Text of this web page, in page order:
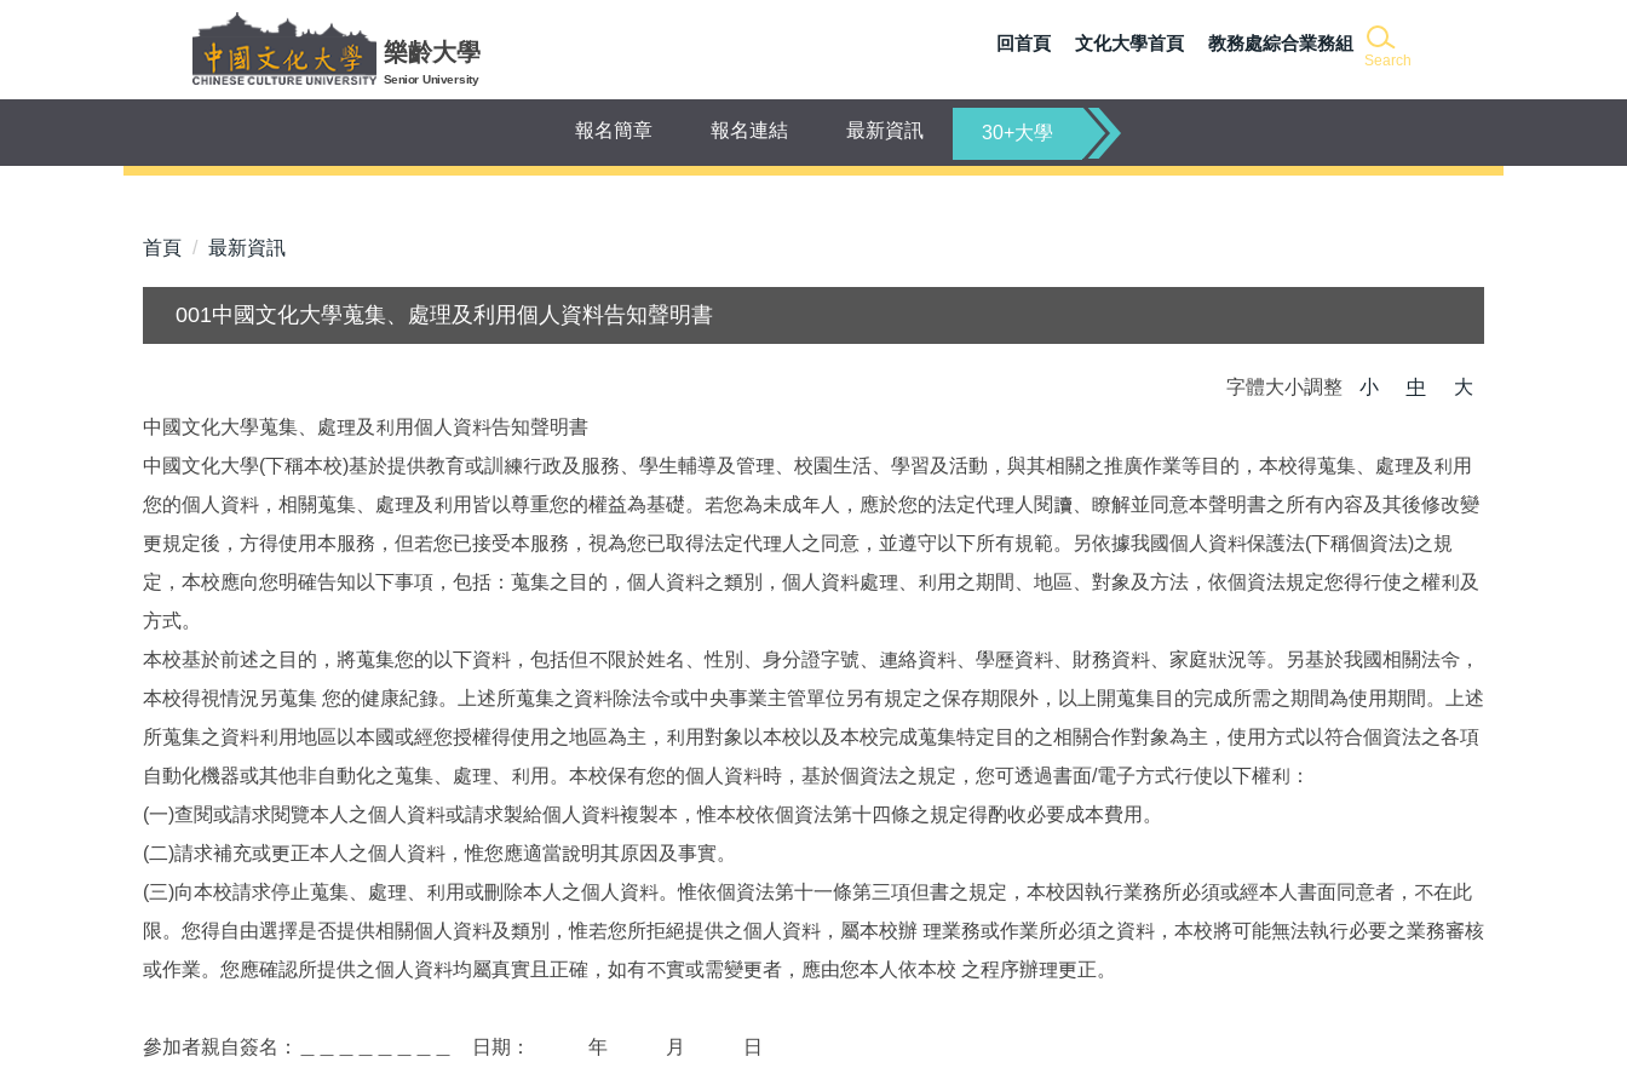
要
容
樂齡大學
Senior University
Search
回首頁 文化大學首頁 教務處綜合業務組
報名簡章 報名連結 最新資訊 30+大學
首頁 最新資訊
001中國文化大學蒐集、處理及利用個人資料告知聲明書
字體大小調整 小 中
大
中國文化大學蒐集、處理及利用個人資料告知聲明書
中國文化大學(下稱本校)基於提供教育或訓練行政及服務、學生輔導及管理、校園生活、學習及活動，與其相關之推廣作業等目的，本校得蒐集、處理及利用
您的個人資料，相關蒐集、處理及利用皆以尊重您的權益為基礎。若您為未成年人，應於您的法定代理人閱讀、瞭解並同意本聲明書之所有內容及其後修改變
更規定後，方得使用本服務，但若您已接受本服務，視為您已取得法定代理人之同意，並遵守以下所有規範。另依據我國個人資料保護法(下稱個資法)之規
定，本校應向您明確告知以下事項，包括：蒐集之目的，個人資料之類別，個人資料處理、利用之期間、地區、對象及方法，依個資法規定您得行使之權利及
方式。
本校基於前述之目的，將蒐集您的以下資料，包括但不限於姓名、性別、身分證字號、連絡資料、學歷資料、財務資料、家庭狀況等。另基於我國相關法令，
本校得視情況另蒐集 您的健康紀錄。上述所蒐集之資料除法令或中央事業主管單位另有規定之保存期限外，以上開蒐集目的完成所需之期間為使用期間。上述
所蒐集之資料利用地區以本國或經您授權得使用之地區為主，利用對象以本校以及本校完成蒐集特定目的之相關合作對象為主，使用方式以符合個資法之各項
自動化機器或其他非自動化之蒐集、處理、利用。本校保有您的個人資料時，基於個資法之規定，您可透過書面/電子方式行使以下權利：
(一)查閱或請求閱覽本人之個人資料或請求製給個人資料複製本，惟本校依個資法第十四條之規定得酌收必要成本費用。
(二)請求補充或更正本人之個人資料，惟您應適當說明其原因及事實。
(三)向本校請求停止蒐集、處理、利用或刪除本人之個人資料。惟依個資法第十一條第三項但書之規定，本校因執行業務所必須或經本人書面同意者，不在此
限。您得自由選擇是否提供相關個人資料及類別，惟若您所拒絕提供之個人資料，屬本校辦 理業務或作業所必須之資料，本校將可能無法執行必要之業務審核
或作業。您應確認所提供之個人資料均屬真實且正確，如有不實或需變更者，應由您本人依本校 之程序辦理更正。
參加者親自簽名：＿＿＿＿＿＿＿＿ 日期： 年 月 日